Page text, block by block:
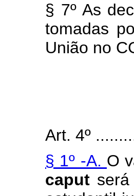
§ 7º As
tomadas
União no
Art. 4º
§ 1º -A. O
caput